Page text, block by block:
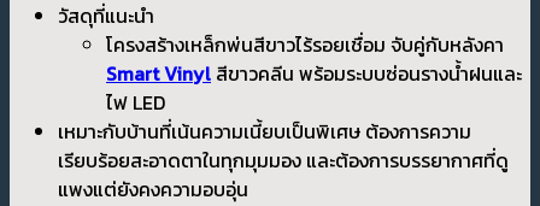
วัสดุที่แนะนำ
โครงสร้างเหล็กพ่นสีขาวไร้รอยเชื่อม จับคู่กับหลังคา
Smart Vinyl สีขาวคลีน พร้อมระบบซ่อนรางน้ำฝนและ
ไฟ LED
เหมาะกับบ้านที่เน้นความเนี้ยบเป็นพิเศษ ต้องการความ
เรียบร้อยสะอาดตาในทุกมุมมอง และต้องการบรรยากาศที่ดู
แพงแต่ยังคงความอบอุ่น